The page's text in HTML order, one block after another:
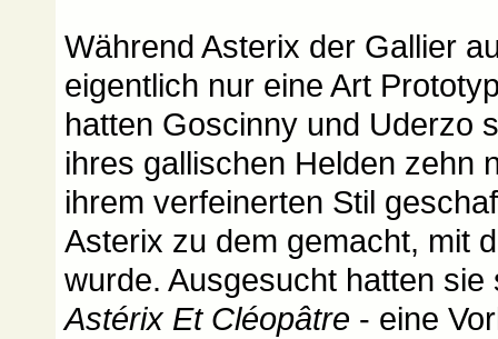
Während Asterix der Gallier
eigentlich nur eine Art
hatten Goscinny und Uderzo
ihres gallischen Helden zehn
ihrem verfeinerten Stil
Asterix zu dem gemacht, mit
wurde. Ausgesucht hatten
Astérix Et Cléopâtre - eine